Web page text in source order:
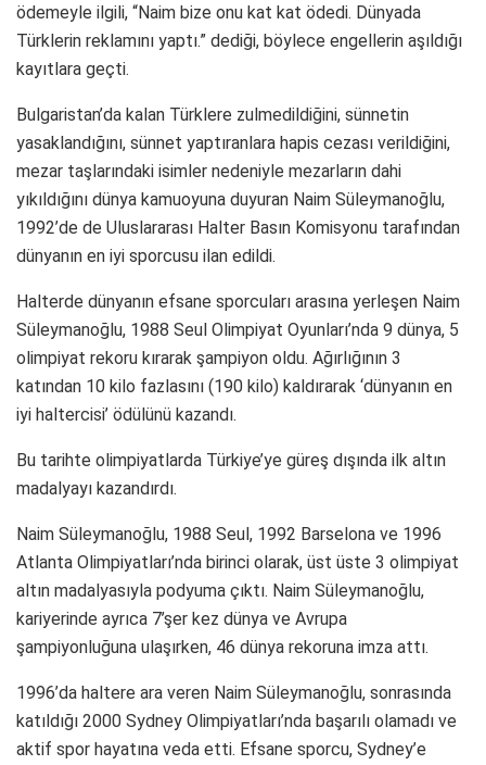
ödemeyle ilgili, “Naim bize onu kat kat ödedi. Dünyada
Türklerin reklamını yaptı.” dediği, böylece engellerin aşıldığı
kayıtlara geçti.
Bulgaristan’da kalan Türklere zulmedildiğini, sünnetin
yasaklandığını, sünnet yaptıranlara hapis cezası verildiğini,
mezar taşlarındaki isimler nedeniyle mezarların dahi
yıkıldığını dünya kamuoyuna duyuran Naim Süleymanoğlu,
1992’de de Uluslararası Halter Basın Komisyonu tarafından
dünyanın en iyi sporcusu ilan edildi.
Halterde dünyanın efsane sporcuları arasına yerleşen Naim
Süleymanoğlu, 1988 Seul Olimpiyat Oyunları’nda 9 dünya, 5
olimpiyat rekoru kırarak şampiyon oldu. Ağırlığının 3
katından 10 kilo fazlasını (190 kilo) kaldırarak ‘dünyanın en
iyi haltercisi’ ödülünü kazandı.
Bu tarihte olimpiyatlarda Türkiye’ye güreş dışında ilk altın
madalyayı kazandırdı.
Naim Süleymanoğlu, 1988 Seul, 1992 Barselona ve 1996
Atlanta Olimpiyatları’nda birinci olarak, üst üste 3 olimpiyat
altın madalyasıyla podyuma çıktı. Naim Süleymanoğlu,
kariyerinde ayrıca 7’şer kez dünya ve Avrupa
şampiyonluğuna ulaşırken, 46 dünya rekoruna imza attı.
1996’da haltere ara veren Naim Süleymanoğlu, sonrasında
katıldığı 2000 Sydney Olimpiyatları’nda başarılı olamadı ve
aktif spor hayatına veda etti. Efsane sporcu, Sydney’e